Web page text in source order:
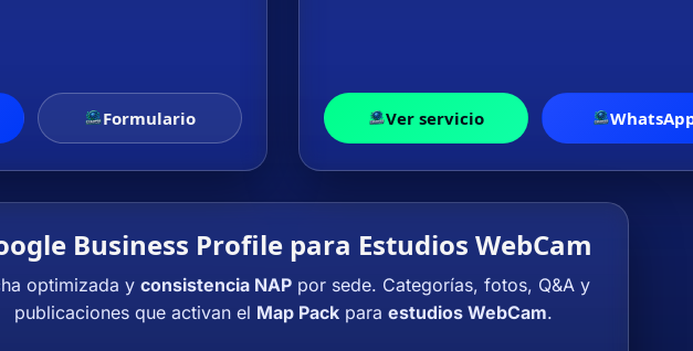
Formulario Ver servicio
Business Profile para Estudios WebCam
optimizada y consistencia NAPpor sede. Categorías, fotos, Q&A y
publicaciones que activan el Map Packpara estudios WebCam.